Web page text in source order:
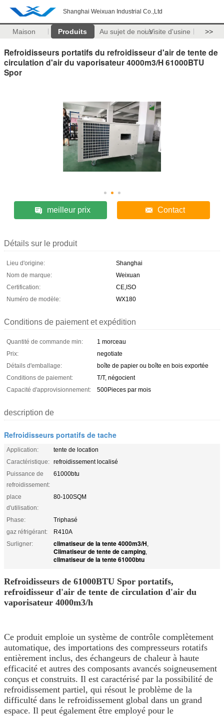
Shanghai Weixuan Industrial Co.,Ltd
Maison Produits Au sujet de nousVisite d'usine >>
Refroidisseurs portatifs du refroidisseur d'air de tente de
circulation d'air du vaporisateur 4000m3/H 61000BTU
Spor
meilleur prix Contact
Détails sur le produit
Lieu d'origine:
Shanghai
Nom de marque:
Weixuan
Certification:
CE,ISO
Numéro de modèle:
WX180
Conditions de paiement et expédition
Quantité de commande min:
1 morceau
Prix:
negotiate
Détails d'emballage:
boîte de papier ou boîte en bois exportée
Conditions de paiement:
T/T, négocient
Capacité d'approvisionnement:
500Pieces par mois
description de
Refroidisseurs portatifs de tache
Application:
tente de location
Caractéristique: refroidissement localisé
Puissance de
refroidissement:
61000btu
place
d'utilisation:
80-100SQM
Phase:
Triphasé
gaz réfrigérant:
R410A
Surligner:
climatiseur de la tente 4000m3/H,
Climatiseur de tente de camping,
climatiseur de la tente 61000btu
Refroidisseurs de 61000BTU Spor portatifs,
refroidisseur d'air de tente de circulation d'air du
vaporisateur 4000m3/h
Ce produit emploie un système de contrôle complètement
automatique, des importations des compresseurs rotatifs
entièrement inclus, des échangeurs de chaleur à haute
efficacité et autres des composants avancés soigneusement
conçus et construits. Il est caractérisé par la possibilité de
refroidissement partiel, qui résout le problème de la
difficulté dans le refroidissement global dans un grand
espace. Il peut également être employé pour le